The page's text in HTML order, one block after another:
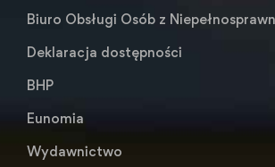
Biuro Obsługi Osób z
Deklaracja dostępności
BHP
Eunomia
Wydawnictwo